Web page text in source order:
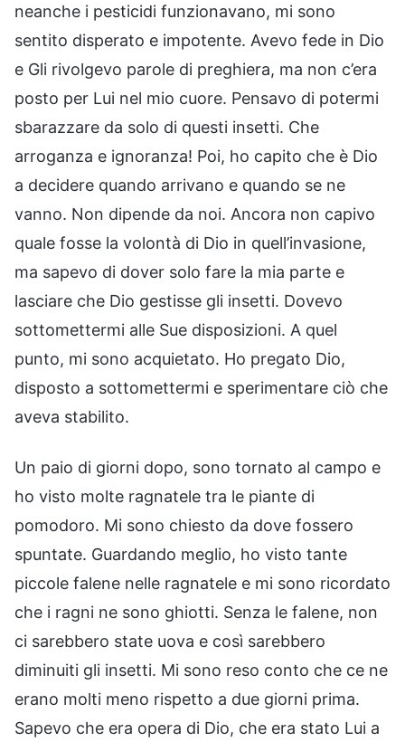
neanche i pesticidi funzionavano, mi sono
sentito disperato e impotente. Avevo fede in Dio
e Gli rivolgevo parole di preghiera, ma non c’era
posto per Lui nel mio cuore. Pensavo di potermi
sbarazzare da solo di questi insetti. Che
arroganza e ignoranza! Poi, ho capito che è Dio
a decidere quando arrivano e quando se ne
vanno. Non dipende da noi. Ancora non capivo
quale fosse la volontà di Dio in quell’invasione,
ma sapevo di dover solo fare la mia parte e
lasciare che Dio gestisse gli insetti. Dovevo
sottomettermi alle Sue disposizioni. A quel
punto, mi sono acquietato. Ho pregato Dio,
disposto a sottomettermi e sperimentare ciò che
aveva stabilito.
Un paio di giorni dopo, sono tornato al campo e
ho visto molte ragnatele tra le piante di
pomodoro. Mi sono chiesto da dove fossero
spuntate. Guardando meglio, ho visto tante
piccole falene nelle ragnatele e mi sono ricordato
che i ragni ne sono ghiotti. Senza le falene, non
ci sarebbero state uova e così sarebbero
diminuiti gli insetti. Mi sono reso conto che ce ne
erano molti meno rispetto a due giorni prima.
Sapevo che era opera di Dio, che era stato Lui a